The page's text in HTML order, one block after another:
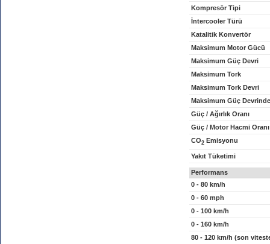
Kompresör Tipi
İntercooler Türü
Katalitik Konvertör
Maksimum Motor Gücü
Maksimum Güç Devri
Maksimum Tork
Maksimum Tork Devri
Maksimum Güç
Güç / Ağırlık Oranı
Güç / Motor Hacmi Oranı
CO2 Emisyonu
Yakıt Tüketimi
Performans
0 - 80 km/h
0 - 60 mph
0 - 100 km/h
0 - 160 km/h
80 - 120 km/h (son